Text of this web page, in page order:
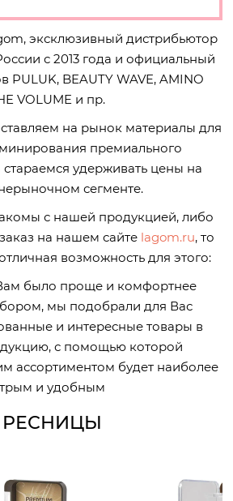
эксклюзивный дистрибьютор
с 2013 года и официальный
PULUK, BEAUTY WAVE, AMINO
VOLUME и пр.
на рынок материалы для
премиального
стараемся удерживать цены на
сегменте.
с нашей продукцией, либо
на нашем сайте lagom.ru, то
возможность для этого:
было проще и комфортнее
мы подобрали для Вас
и интересные товары в
с помощью которой
ассортиментом будет наиболее
и удобным
РЕСНИЦЫ